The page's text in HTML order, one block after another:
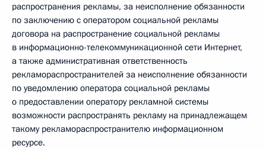
распространения рекламы, за неисполнение обязанности
по заключению с оператором социальной рекламы
договора на распространение социальной рекламы
в информационно-­телекоммуникационной сети Интернет,
а также административная ответственность
рекламораспространителей за неисполнение обязанности
по уведомлению оператора социальной рекламы
о предоставлении оператору рекламной системы
возможности распространять рекламу на принадлежащем
такому рекламораспространителю информационном
ресурсе.